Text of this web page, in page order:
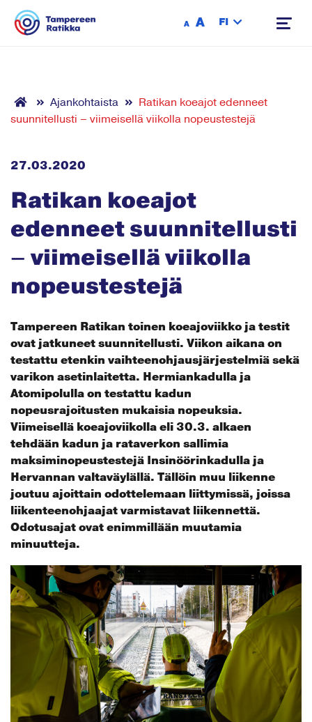
A A FI
Ajankohtaista
Ratikan koeajot edenneet
suunnitellusti – viimeisellä viikolla nopeustestejä
27.03.2020
Ratikan koeajot
edenneet suunnitellusti
– viimeisellä viikolla
nopeustestejä
Tampereen Ratikan toinen koeajoviikko ja testit
ovat jatkuneet suunnitellusti. Viikon aikana on
testattu etenkin vaihteenohjausjärjestelmiä sekä
varikon asetinlaitetta. Hermiankadulla ja
Atomipolulla on testattu kadun
nopeusrajoitusten mukaisia nopeuksia.
Viimeisellä koeajoviikolla eli 30.3. alkaen
tehdään kadun ja rataverkon sallimia
maksiminopeustestejä Insinöörinkadulla ja
Hervannan valtaväylällä. Tällöin muu liikenne
joutuu ajoittain odottelemaan liittymissä, joissa
liikenteenohjaajat varmistavat liikennettä.
Odotusajat ovat enimmillään muutamia
minuutteja.